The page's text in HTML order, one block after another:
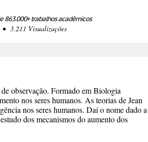
863.000+ trabalhos acadêmicos
3.211 Visualizações
observação. Formado em Biologia
nos seres humanos. As teorias de Jean
nos seres humanos. Daí o nome dado a
dos mecanismos do aumento dos